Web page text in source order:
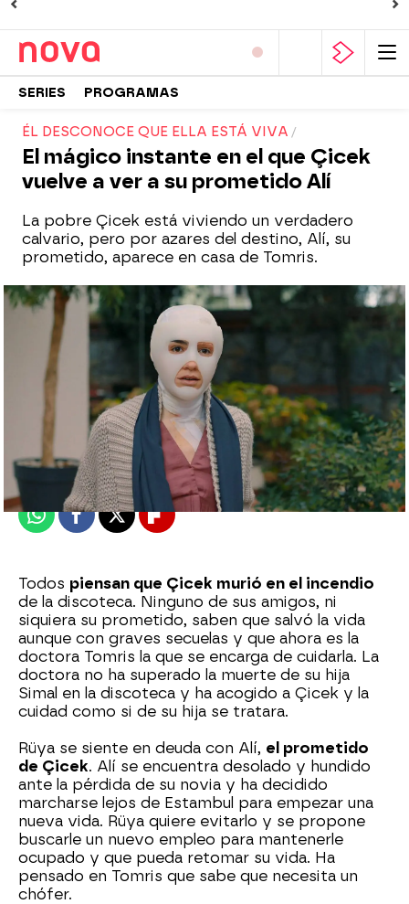
SERIES PROGRAMAS
ÉL DESCONOCE QUE ELLA ESTÁ VIVA
El mágico instante en el que Çicek
vuelve a ver a su prometido Alí
La pobre Çicek está viviendo un verdadero
calvario, pero por azares del destino, Alí, su
prometido, aparece en casa de Tomris.
Nova
Publicado:30 de noviembre de 2023, 00:28
WhatsappFacebook
X Flipboard
Todos piensan que Çicek murió en el incendio
de la discoteca. Ninguno de sus amigos, ni
siquiera su prometido, saben que salvó la vida
aunque con graves secuelas y que ahora es la
doctora Tomris la que se encarga de cuidarla. La
doctora no ha superado la muerte de su hija
Simal en la discoteca y ha acogido a Çicek y la
cuidad como si de su hija se tratara.
Rüya se siente en deuda con Alí, el prometido
de Çicek. Alí se encuentra desolado y hundido
ante la pérdida de su novia y ha decidido
marcharse lejos de Estambul para empezar una
nueva vida. Rüya quiere evitarlo y se propone
buscarle un nuevo empleo para mantenerle
ocupado y que pueda retomar su vida. Ha
pensado en Tomris que sabe que necesita un
chófer.